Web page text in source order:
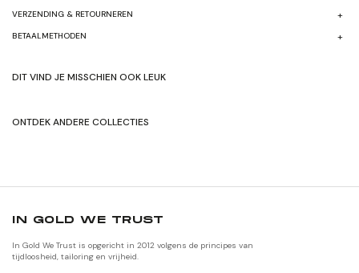
VERZENDING & RETOURNEREN
BETAALMETHODEN
DIT VIND JE MISSCHIEN OOK LEUK
ONTDEK ANDERE COLLECTIES
IN GOLD WE TRUST
In Gold We Trust is opgericht in 2012 volgens de principes van
tijdloosheid, tailoring en vrijheid.